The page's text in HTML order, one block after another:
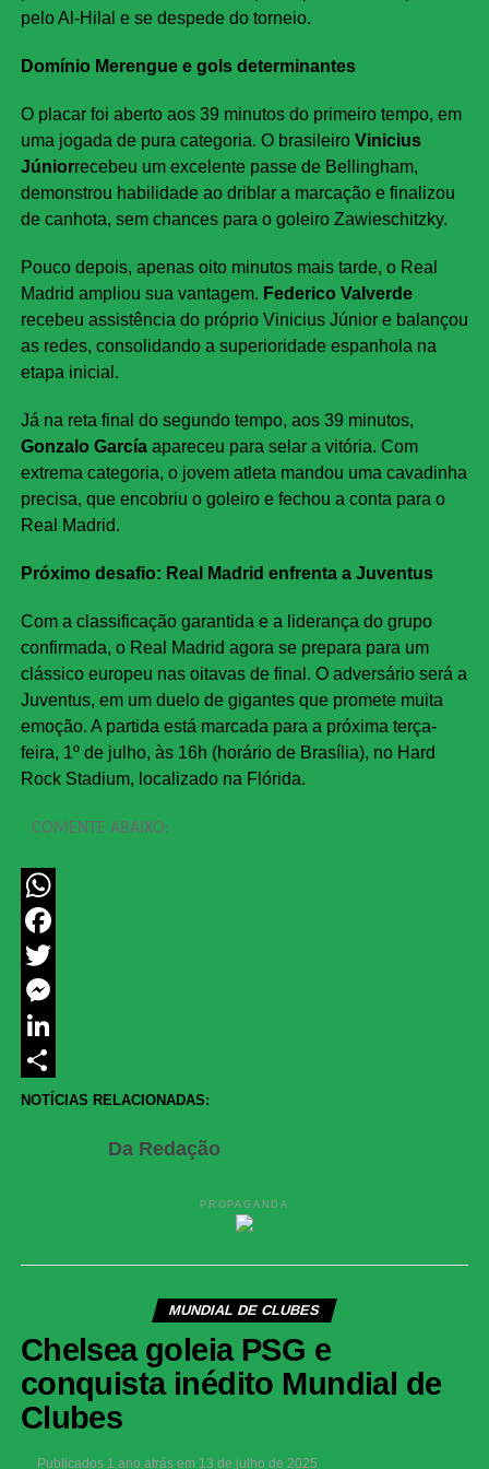
pelo Al-Hilal e se despede do torneio.
Domínio Merengue e gols determinantes
O placar foi aberto aos 39 minutos do primeiro tempo, em
uma jogada de pura categoria. O brasileiro Vinicius
Júniorrecebeu um excelente passe de Bellingham,
demonstrou habilidade ao driblar a marcação e finalizou
de canhota, sem chances para o goleiro Zawieschitzky.
Pouco depois, apenas oito minutos mais tarde, o Real
Madrid ampliou sua vantagem. Federico Valverde
recebeu assistência do próprio Vinicius Júnior e balançou
as redes, consolidando a superioridade espanhola na
etapa inicial.
Já na reta final do segundo tempo, aos 39 minutos,
Gonzalo Garcíaapareceu para selar a vitória. Com
extrema categoria, o jovem atleta mandou uma cavadinha
precisa, que encobriu o goleiro e fechou a conta para o
Real Madrid.
Próximo desafio: Real Madrid enfrenta a Juventus
Com a classificação garantida e a liderança do grupo
confirmada, o Real Madrid agora se prepara para um
clássico europeu nas oitavas de final. O adversário será a
Juventus, em um duelo de gigantes que promete muita
emoção. A partida está marcada para a próxima terça-
feira, 1º de julho, às 16h (horário de Brasília), no Hard
Rock Stadium, localizado na Flórida.
COMENTE ABAIXO:
WhatsApp
Facebook
Twitter
Messenger
LinkedIn
Share
NOTÍCIAS RELACIONADAS:
Da Redação
PROPAGANDA
MUNDIAL DE CLUBES
Chelsea goleia PSG e
conquista inédito Mundial de
Clubes
Publicados 1 ano atrás em 13 de julho de 2025